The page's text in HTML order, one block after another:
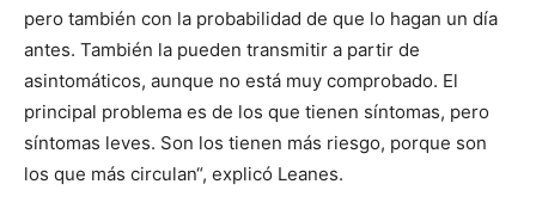
pero también con la probabilidad de que lo hagan un día
antes. También la pueden transmitir a partir de
asintomáticos, aunque no está muy comprobado. El
principal problema es de los que tienen síntomas, pero
síntomas leves. Son los tienen más riesgo, porque son
los que más circulan“, explicó Leanes.